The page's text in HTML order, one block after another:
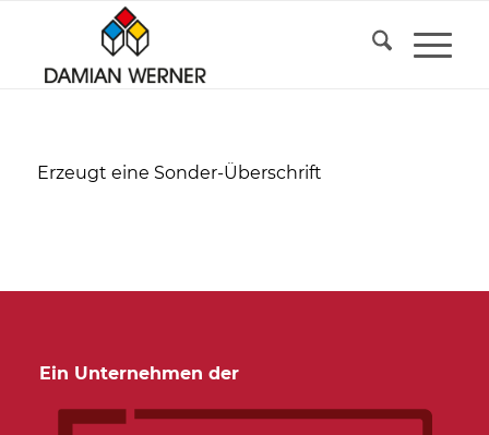
Erzeugt eine Sonder-Überschrift
Ein Unternehmen der